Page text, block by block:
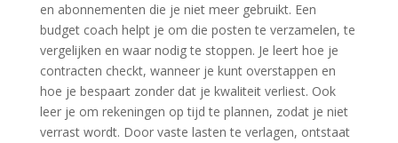
en abonnementen die je niet meer gebruikt. Een
budget coach helpt je om die posten te verzamelen, te
vergelijken en waar nodig te stoppen. Je leert hoe je
contracten checkt, wanneer je kunt overstappen en
hoe je bespaart zonder dat je kwaliteit verliest. Ook
leer je om rekeningen op tijd te plannen, zodat je niet
verrast wordt. Door vaste lasten te verlagen, ontstaat